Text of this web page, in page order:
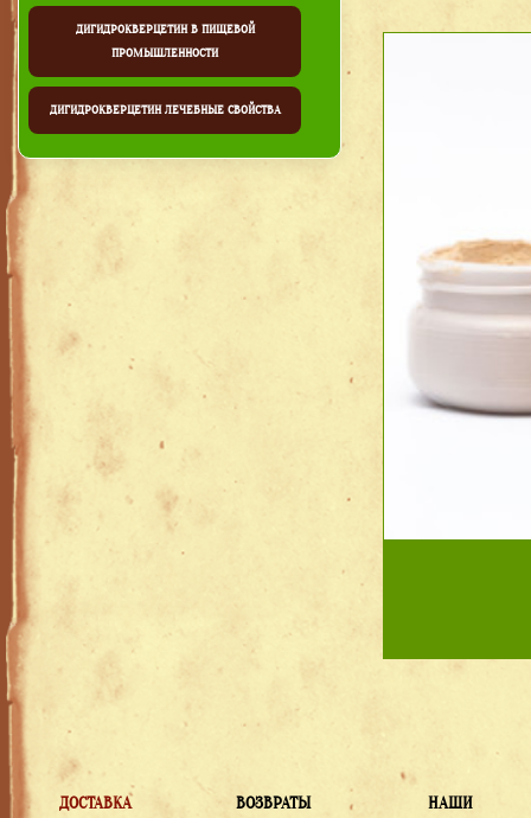
ДИГИДРОКВЕРЦЕТИН В ПИЩЕВОЙ
ПРОМЫШЛЕННОСТИ
ДИГИДРОКВЕРЦЕТИН ЛЕЧЕБНЫЕ СВОЙСТВА
ДОСТАВКА ВОЗВРАТЫ
НАШИ